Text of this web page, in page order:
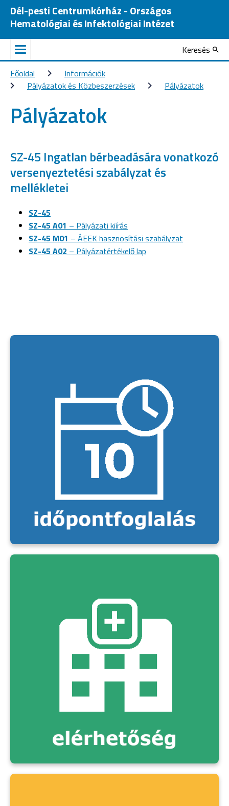
Dél-pesti Centrumkórház - Országos
Hematológiai és Infektológiai Intézet
Keresés
Főoldal
Információk
Pályázatok és Közbeszerzések
Pályázatok
Pályázatok
SZ-45 Ingatlan bérbeadására vonatkozó
versenyeztetési szabályzat és
mellékletei
SZ-45
SZ-45 A01 – Pályázati kiírás
SZ-45 M01 – ÁEEK hasznosítási szabályzat
SZ-45 A02 – Pályázatértékelő lap